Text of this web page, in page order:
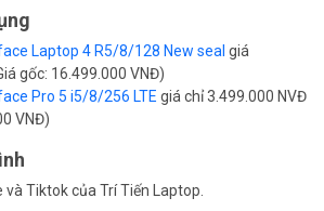
Laptop 4 R5/8/128 New seal giá
gốc: 16.499.000 VNĐ)
Pro 5 i5/8/256 LTE giá chỉ 3.499.000 NVĐ
VNĐ)
Tiktok của Trí Tiến Laptop.